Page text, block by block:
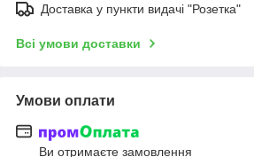
Доставка у пункти видачі "Розетка"
Всі умови доставки
Умови оплати
Ви отримаєте замовлення